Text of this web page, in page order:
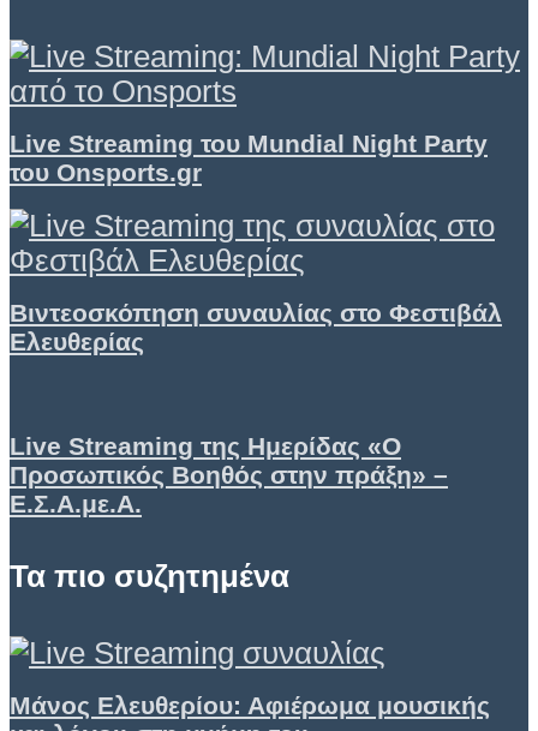
Live Streaming του Mundial Night Party
του Onsports.gr
Βιντεοσκόπηση συναυλίας στο Φεστιβάλ
Ελευθερίας
Live Streaming της Ημερίδας «Ο
Προσωπικός Βοηθός στην πράξη» –
Ε.Σ.Α.με.Α.
Τα πιο συζητημένα
Μάνος Ελευθερίου: Αφιέρωμα μουσικής